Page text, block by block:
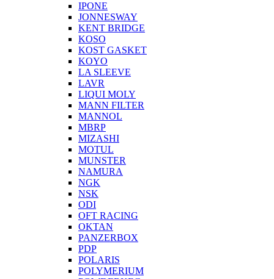
IPONE
JONNESWAY
KENT BRIDGE
KOSO
KOST GASKET
KOYO
LA SLEEVE
LAVR
LIQUI MOLY
MANN FILTER
MANNOL
MBRP
MIZASHI
MOTUL
MUNSTER
NAMURA
NGK
NSK
ODI
OFT RACING
OKTAN
PANZERBOX
PDP
POLARIS
POLYMERIUM